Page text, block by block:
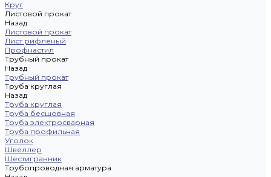
Круг
Листовой прокат
Назад
Листовой прокат
Лист рифленый
Профнастил
Трубный прокат
Назад
Трубный прокат
Труба круглая
Назад
Труба круглая
Труба бесшовная
Труба электросварная
Труба профильная
Уголок
Швеллер
Шестигранник
Трубопроводная арматура